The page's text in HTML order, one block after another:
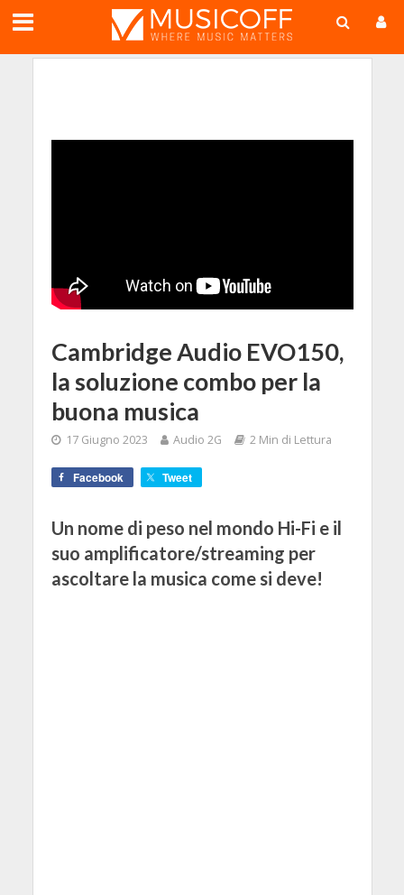
Cambridge Audio EVO150,
la soluzione combo per la
buona musica
17 Giugno 2023 Audio 2G 2 Min di Lettura
Facebook Tweet
Un nome di peso nel mondo Hi-Fi e il
suo amplificatore/streaming per
ascoltare la musica come si deve!